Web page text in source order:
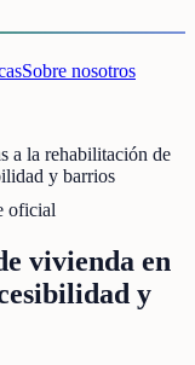
Sobre nosotros
a la rehabilitación de
y barrios
oficial
vivienda en
y